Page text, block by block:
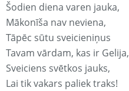
Šodien diena varen jauka,
Mākonīša nav neviena,
Tāpēc sūtu sveicieniņus
Tavam vārdam, kas ir Gelija,
Sveiciens svētkos jauks,
Lai tik vakars paliek traks!